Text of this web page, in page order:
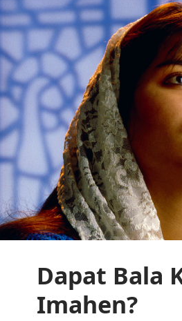
Dapat Bala
Imahen?